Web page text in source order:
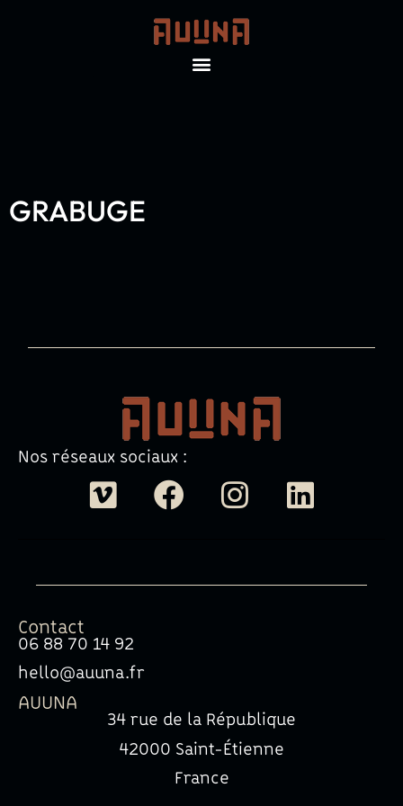
GRABUGE
Nos réseaux sociaux :
Contact
06 88 70 14 92
hello@auuna.fr
AUUNA
34 rue de la République
42000 Saint-Étienne
France